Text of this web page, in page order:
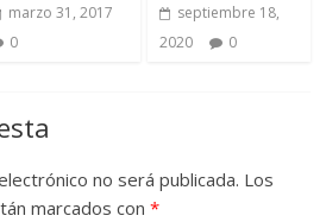
marzo 31, 2017
0
septiembre 18,
2020
0
no será publicada. Los
marcados con*